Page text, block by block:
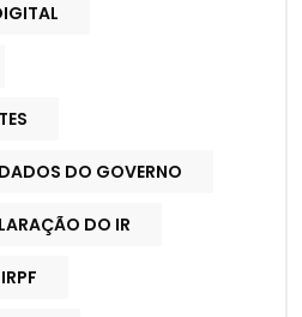
DO GOVERNO
DO IR